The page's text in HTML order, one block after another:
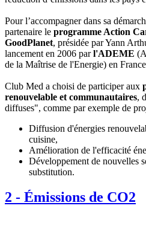
Pour l’accompagner dans sa
partenaire le programme Action
GoodPlanet, présidée par Yann
lancement en 2006 parl'ADEME
de la Maîtrise de l'Energie) en
Club Med a choisi de participer aux
renouvelable et communautaires,
diffuses", comme par exemple de
Diffusion d'énergies
cuisine,
Amélioration de l'efficacité
Développement de nouvelles
substitution.
2 - Émissions de CO2